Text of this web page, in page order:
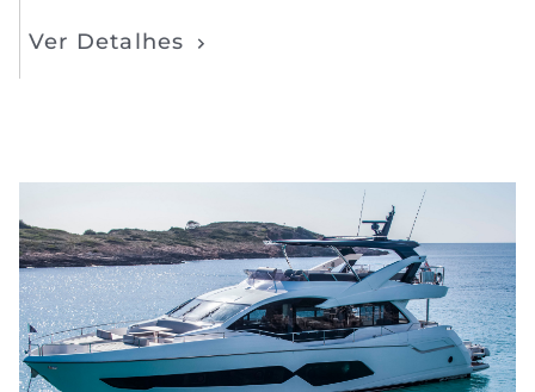
Ver Detalhes